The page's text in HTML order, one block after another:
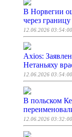
В Норвегии
через
12.06.2026 03:54:00
Axios:
Нетаньяху
12.06.2026 03:54:00
В польском
12.06.2026 03:32:00